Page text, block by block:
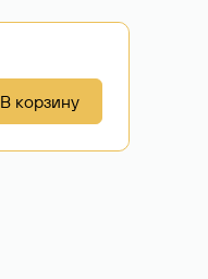
В корзину